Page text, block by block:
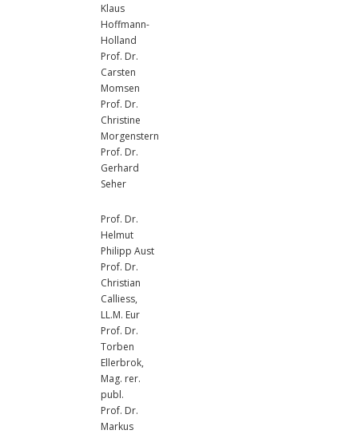
Klaus
Hoffmann-
Holland
Prof. Dr.
Carsten
Momsen
Prof. Dr.
Christine
Morgenstern
Prof. Dr.
Gerhard
Seher
Prof. Dr.
Helmut
Philipp Aust
Prof. Dr.
Christian
Calliess,
LL.M. Eur
Prof. Dr.
Torben
Ellerbrok,
Mag. rer.
publ.
Prof. Dr.
Markus